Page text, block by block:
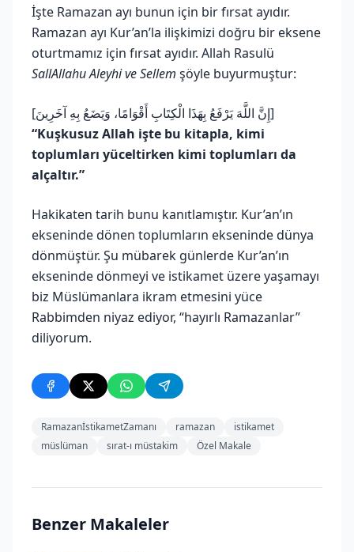
İşte Ramazan ayı bunun için bir fırsat ayıdır.
Ramazan ayı Kur’an’la ilişkimizi doğru bir eksene
oturtmamız için fırsat ayıdır. Allah Rasulü
SallAllahu Aleyhi ve Sellem şöyle buyurmuştur:
[إِنَّ اللَّهَ يَرْفَعُ بِهَذَا الْكِتَابِ أَقْوَامًا، وَيَضَعُ بِهِ آخَرِينَ]
“Kuşkusuz Allah işte bu kitapla, kimi
toplumları yüceltirken kimi toplumları da
alçaltır.”
Hakikaten tarih bunu kanıtlamıştır. Kur’an’ın
ekseninde dönen toplumların ekseninde dünya
dönmüştür. Şu mübarek günlerde Kur’an’ın
ekseninde dönmeyi ve istikamet üzere yaşamayı
biz Müslümanlara ikram etmesini yüce
Rabbimden niyaz ediyor, “hayırlı Ramazanlar”
diliyorum.
RamazanİstikametZamanı ramazan
istikamet
müslüman
sırat-ı müstakim Özel Makale
Benzer Makaleler